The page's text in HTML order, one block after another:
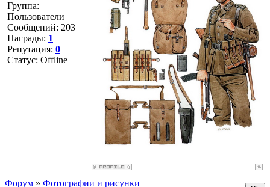
Группа:
Пользователи
Сообщений: 203
Награды: 1
Репутация: 0
Статус: Offline
Форум » Фотографии и рисунки